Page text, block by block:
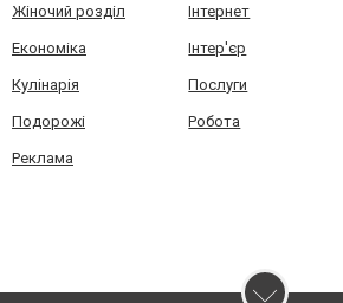
Жіночий розділ Інтернет
Економіка Інтер'єр
Кулінарія Послуги
Подорожі Робота
Реклама